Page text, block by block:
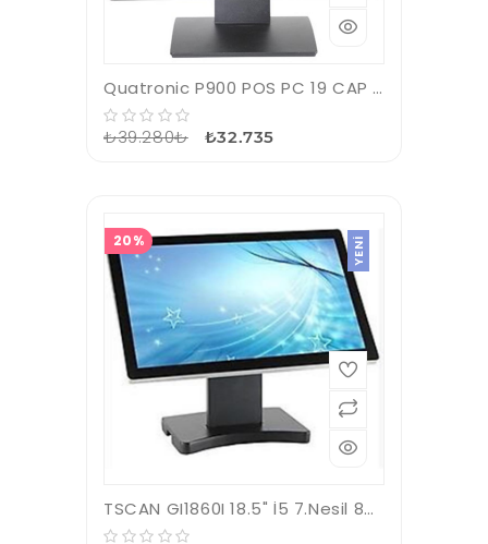
Quatronic P900 POS PC 19 CAP i5 8GB 128GB SSD Dokunmatik Fredoss Pos Pc
₺39.280₺ ₺32.735
20% YENI
TSCAN GI1860I 18.5" İ5 7.Nesil 8GB Ram 128GB SSD Pos Pc